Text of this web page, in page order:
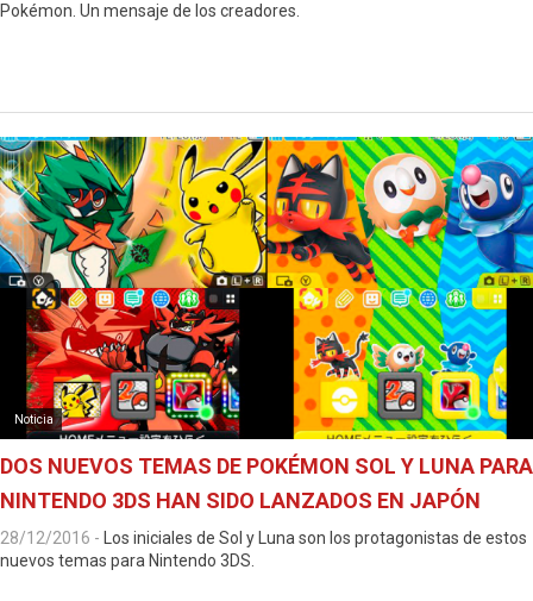
Pokémon. Un mensaje de los creadores.
Noticia
DOS NUEVOS TEMAS DE POKÉMON SOL Y LUNA PARA
NINTENDO 3DS HAN SIDO LANZADOS EN JAPÓN
28/12/2016 -
Los iniciales de Sol y Luna son los protagonistas de estos
nuevos temas para Nintendo 3DS.